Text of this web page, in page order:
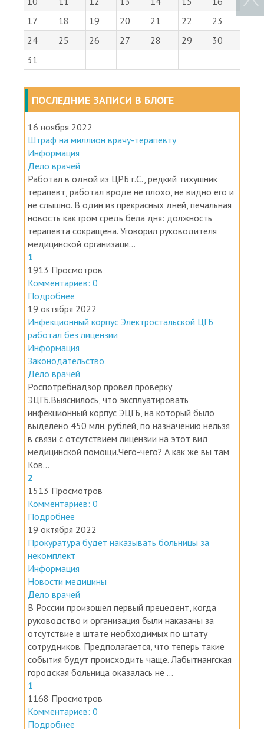
17 18 19 20 21 22
23
24
25 26 27 28 29
30
31
ПОСЛЕДНИЕ ЗАПИСИ В БЛОГЕ
16 ноября 2022
Штраф на миллион врачу-терапевту
Информация
Дело врачей
Работал в одной из ЦРБ г.С., редкий тихушник
терапевт, работал вроде не плохо, не видно его и
не слышно. В один из прекрасных дней, печальная
новость как гром средь бела дня: должность
терапевта сокращена. Уговорил руководителя
медицинской организаци...
1
1913 Просмотров
Комментариев: 0
Подробнее
19 октября 2022
Инфекционный корпус Электростальской ЦГБ
работал без лицензии
Информация
Законодательство
Дело врачей
Роспотребнадзор провел проверку
ЭЦГБ.Выяснилось, что эксплуатировать
инфекционный корпус ЭЦГБ, на который было
выделено 450 млн. рублей, по назначению нельзя
в связи с отсутствием лицензии на этот вид
медицинской помощи.Чего-чего? А как же вы там
Ков...
2
1513 Просмотров
Комментариев: 0
Подробнее
19 октября 2022
Прокуратура будет наказывать больницы за
некомплект
Информация
Новости медицины
Дело врачей
В России произошел первый прецедент, когда
руководство и организация были наказаны за
отсутствие в штате необходимых по штату
сотрудников. Предполагается, что теперь такие
события будут происходить чаще. Лабытнангская
городская больница оказалась не ...
1
1168 Просмотров
Комментариев: 0
Подробнее
15 мая 2022